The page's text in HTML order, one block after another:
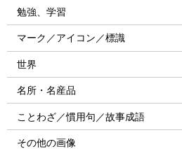
勉強、学習
マーク／アイコン／標識
世界
名所・名産品
ことわざ／慣用句／故事成語
その他の画像